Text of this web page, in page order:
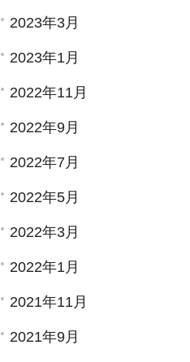
2023年3月
2023年1月
2022年11月
2022年9月
2022年7月
2022年5月
2022年3月
2022年1月
2021年11月
2021年9月